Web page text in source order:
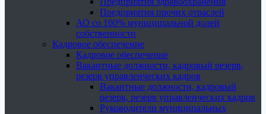
Предприятия прочих отраслей
АО со 100% муниципальной долей
собственности
Кадровое обеспечение
Кадровое обеспечение
Вакантные должности, кадровый резерв,
резерв управленческих кадров
Вакантные должности, кадровый
резерв, резерв управленческих кадров
Руководители муниципальных